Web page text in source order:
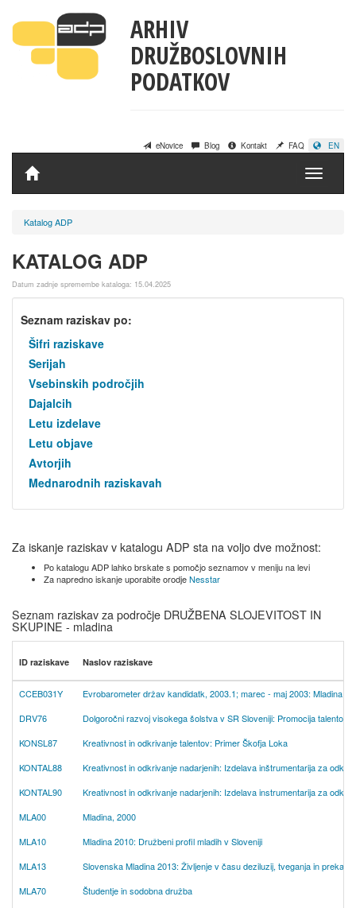
ARHIV
DRUŽBOSLOVNIH
PODATKOV
eNovice Blog Kontakt FAQ EN
Domov
Katalog ADP
KATALOG ADP
Datum zadnje spremembe kataloga: 15.04.2025
Seznam raziskav po:
Šifri raziskave
Serijah
Vsebinskih področjih
Dajalcih
Letu izdelave
Letu objave
Avtorjih
Mednarodnih raziskavah
Za iskanje raziskav v katalogu ADP sta na voljo dve možnost:
Po katalogu ADP lahko brskate s pomočjo seznamov v meniju na levi
Za napredno iskanje uporabite orodjeNesstar
Seznam raziskav za področje DRUŽBENA SLOJEVITOST IN
SKUPINE - mladina
ID raziskave Naslov raziskave
CCEB031Y
Evrobarometer držav kandidatk, 2003.1; marec - maj 2003: Mladina v
DRV76
Dolgoročni razvoj visokega šolstva v SR Sloveniji: Promocija talentov
KONSL87
Kreativnost in odkrivanje talentov: Primer Škofja Loka
KONTAL88
Kreativnost in odkrivanje nadarjenih: Izdelava inštrumentarija za
KONTAL90
Kreativnost in odkrivanje nadarjenih: Izdelava instrumentarija za
MLA00
Mladina, 2000
MLA10
Mladina 2010: Družbeni profil mladih v Sloveniji
MLA13
Slovenska Mladina 2013: Življenje v času deziluzij, tveganja in
MLA70
Študentje in sodobna družba